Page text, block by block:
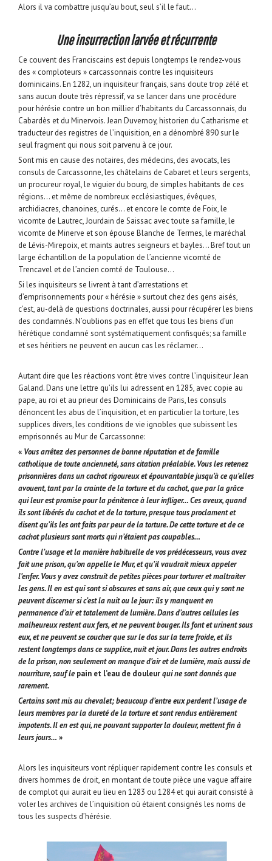
Alors il va combattre jusqu’au bout, seul s’il le faut…
Une insurrection larvée et récurrente
Ce couvent des Franciscains est depuis longtemps le rendez-vous
des « comploteurs » carcassonnais contre les inquisiteurs
dominicains. En 1282, un inquisiteur français, sans doute trop zélé et
sans aucun doute très répressif, va se lancer dans une procédure
pour hérésie contre un bon millier d’habitants du Carcassonnais, du
Cabardès et du Minervois. Jean Duvernoy, historien du Catharisme et
traducteur des registres de l’inquisition, en a dénombré 890 sur le
seul fragment qui nous soit parvenu à ce jour.
Sont mis en cause des notaires, des médecins, des avocats, les
consuls de Carcassonne, les châtelains de Cabaret et leurs sergents,
un procureur royal, le viguier du bourg, de simples habitants de ces
régions… et même de nombreux ecclésiastiques, évêques,
archidiacres, chanoines, curés… et encore le comte de Foix, le
vicomte de Lautrec, Jourdain de Saissac avec toute sa famille, le
vicomte de Minerve et son épouse Blanche de Termes, le maréchal
de Lévis-Mirepoix, et maints autres seigneurs et bayles… Bref tout un
large échantillon de la population de l’ancienne vicomté de
Trencavel et de l’ancien comté de Toulouse…
Si les inquisiteurs se livrent à tant d’arrestations et
d’emprisonnements pour « hérésie » surtout chez des gens aisés,
c’est, au-delà de questions doctrinales, aussi pour récupérer les biens
des condamnés. N’oublions pas en effet que tous les biens d’un
hérétique condamné sont systématiquement confisqués; sa famille
et ses héritiers ne peuvent en aucun cas les réclamer…
Autant dire que les réactions vont être vives contre l’inquisiteur Jean
Galand. Dans une lettre qu’ils lui adressent en 1285, avec copie au
pape, au roi et au prieur des Dominicains de Paris, les consuls
dénoncent les abus de l’inquisition, et en particulier la torture, les
supplices divers, les conditions de vie ignobles que subissent les
emprisonnés au Mur de Carcassonne:
« Vous arrêtez des personnes de bonne réputation et de famille
catholique de toute ancienneté, sans citation préalable. Vous les retenez
prisonnières dans un cachot rigoureux et épouvantable jusqu’à ce qu’elles
avouent, tant par la crainte de la torture et du cachot, que par la grâce
qui leur est promise pour la pénitence à leur infliger… Ces aveux, quand
ils sont libérés du cachot et de la torture, presque tous proclament et
disent qu’ils les ont faits par peur de la torture. De cette torture et de ce
cachot plusieurs sont morts qui n’étaient pas coupables…
Contre l’usage et la manière habituelle de vos prédécesseurs, vous avez
fait une prison, qu’on appelle le Mur, et qu’il vaudrait mieux appeler
l’enfer. Vous y avez construit de petites pièces pour torturer et maltraiter
les gens. Il en est qui sont si obscures et sans air, que ceux qui y sont ne
peuvent discerner si c’est la nuit ou le jour: ils y manquent en
permanence d’air et totalement de lumière. Dans d’autres cellules les
malheureux restent aux fers, et ne peuvent bouger. Ils font et urinent sous
eux, et ne peuvent se coucher que sur le dos sur la terre froide, et ils
restent longtemps dans ce supplice, nuit et jour. Dans les autres endroits
de la prison, non seulement on manque d’air et de lumière, mais aussi de
nourriture, sauf le pain et l’eau de douleurqui ne sont donnés que
rarement.
Certains sont mis au chevalet; beaucoup d’entre eux perdent l’usage de
leurs membres par la dureté de la torture et sont rendus entièrement
impotents. Il en est qui, ne pouvant supporter la douleur, mettent fin à
leurs jours… »
Alors les inquisiteurs vont répliquer rapidement contre les consuls et
divers hommes de droit, en montant de toute pièce une vague affaire
de complot qui aurait eu lieu en 1283 ou 1284 et qui aurait consisté à
voler les archives de l’inquisition où étaient consignés les noms de
tous les suspects d’hérésie.